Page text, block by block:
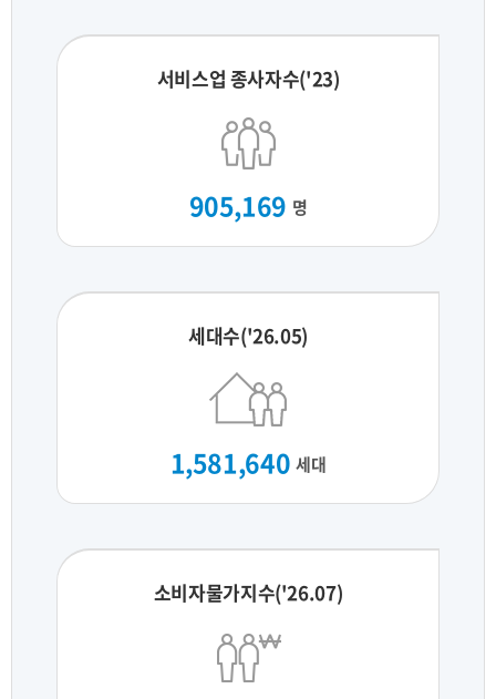
서비스업 종사자수('23)
905,169 명
세대수('26.05)
1,581,640 세대
소비자물가지수('26.07)